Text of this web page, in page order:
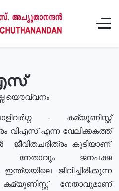
യൌവ്വനം
- കമ്യൂണിസ്റ്റ്
വിഎസ് എന്ന വേലിക്കകത്ത്
കൂടിയാണ്.
നേതാവും ജനപക്ഷ
ജീവിച്ചിരിക്കുന്ന
നേതാവുമാണ്